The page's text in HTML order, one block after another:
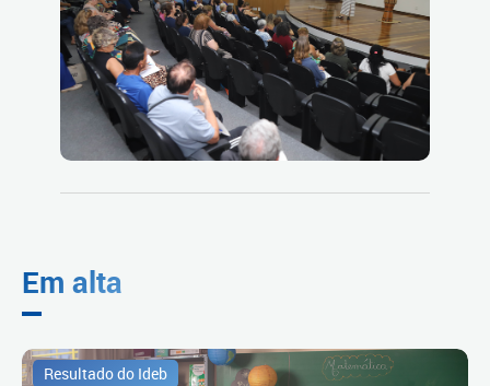
Em alta
Resultado do Ideb